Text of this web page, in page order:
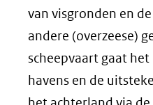
van visgronden en
andere (overzeese)
scheepvaart gaat
havens en de